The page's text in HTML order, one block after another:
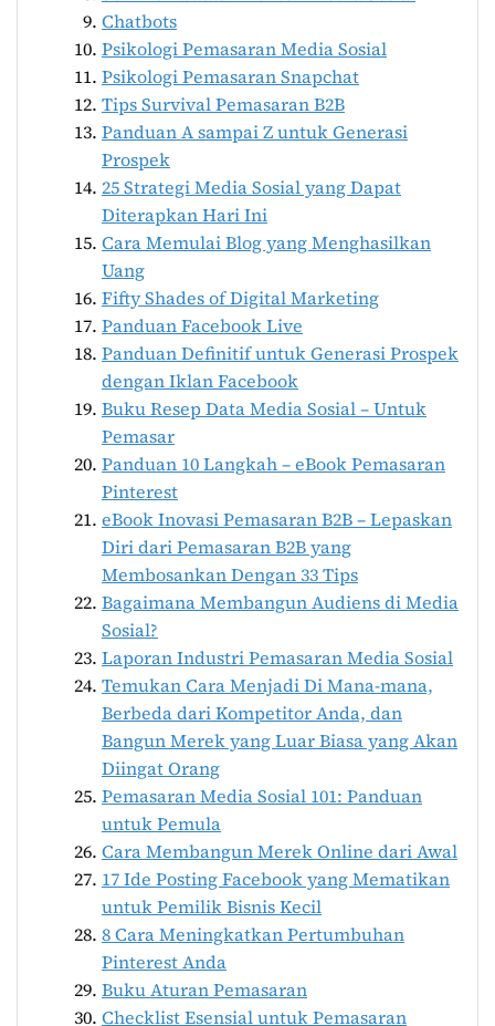
Chatbots
Psikologi Pemasaran Media Sosial
Psikologi Pemasaran Snapchat
Tips Survival Pemasaran B2B
Panduan A sampai Z untuk Generasi
Prospek
25 Strategi Media Sosial yang Dapat
Diterapkan Hari Ini
Cara Memulai Blog yang Menghasilkan
Uang
Fifty Shades of Digital Marketing
Panduan Facebook Live
Panduan Definitif untuk Generasi Prospek
dengan Iklan Facebook
Buku Resep Data Media Sosial – Untuk
Pemasar
Panduan 10 Langkah – eBook Pemasaran
Pinterest
eBook Inovasi Pemasaran B2B – Lepaskan
Diri dari Pemasaran B2B yang
Membosankan Dengan 33 Tips
Bagaimana Membangun Audiens di Media
Sosial?
Laporan Industri Pemasaran Media Sosial
Temukan Cara Menjadi Di Mana-mana,
Berbeda dari Kompetitor Anda, dan
Bangun Merek yang Luar Biasa yang Akan
Diingat Orang
Pemasaran Media Sosial 101: Panduan
untuk Pemula
Cara Membangun Merek Online dari Awal
17 Ide Posting Facebook yang Mematikan
untuk Pemilik Bisnis Kecil
8 Cara Meningkatkan Pertumbuhan
Pinterest Anda
Buku Aturan Pemasaran
Checklist Esensial untuk Pemasaran